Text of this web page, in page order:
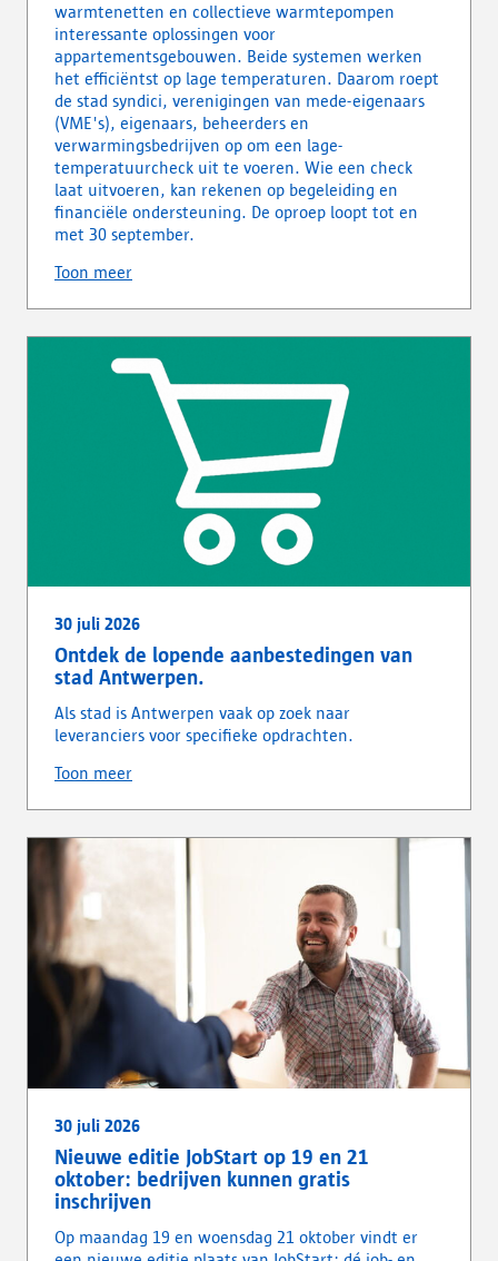
warmtenetten en collectieve warmtepompen
interessante oplossingen voor
appartementsgebouwen. Beide systemen werken
het efficiëntst op lage temperaturen. Daarom roept
de stad syndici, verenigingen van mede-eigenaars
(VME's), eigenaars, beheerders en
verwarmingsbedrijven op om een lage-
temperatuurcheck uit te voeren. Wie een check
laat uitvoeren, kan rekenen op begeleiding en
financiële ondersteuning. De oproep loopt tot en
met 30 september.
Toon meer
30 juli 2026
Ontdek de lopende aanbestedingen van
stad Antwerpen.
Als stad is Antwerpen vaak op zoek naar
leveranciers voor specifieke opdrachten.
Toon meer
30 juli 2026
Nieuwe editie JobStart op 19 en 21
oktober: bedrijven kunnen gratis
inschrijven
Op maandag 19 en woensdag 21 oktober vindt er